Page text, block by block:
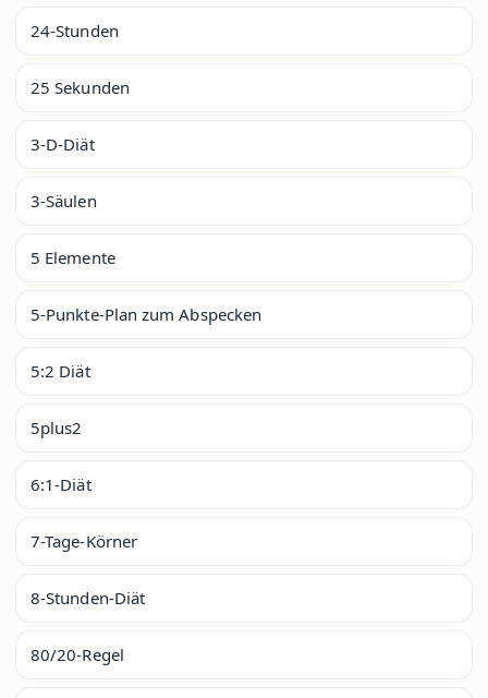
24-Stunden
25 Sekunden
3-D-Diät
3-Säulen
5 Elemente
5-Punkte-Plan zum Abspecken
5:2 Diät
5plus2
6:1-Diät
7-Tage-Körner
8-Stunden-Diät
80/20-Regel